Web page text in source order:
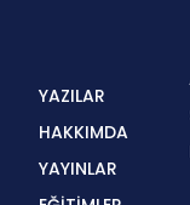
YAZILAR
HAKKIMDA
YAYINLAR